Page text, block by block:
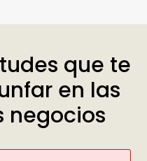
que te
en las
negocios